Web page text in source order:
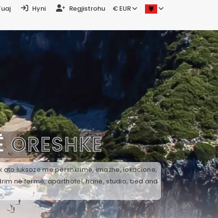
Hyni Regjistrohu € EUR
ORESHKE
luksoze me përshkrime, imazhe, lokacione,
në fermë, aparthotel, hanë, studio, bed and